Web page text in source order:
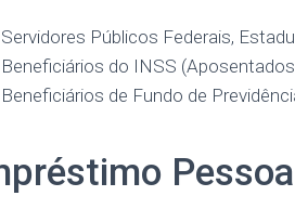
Servidores Públicos Federais,
Beneficiários do INSS
Beneficiários de Fundo de
Pessoal